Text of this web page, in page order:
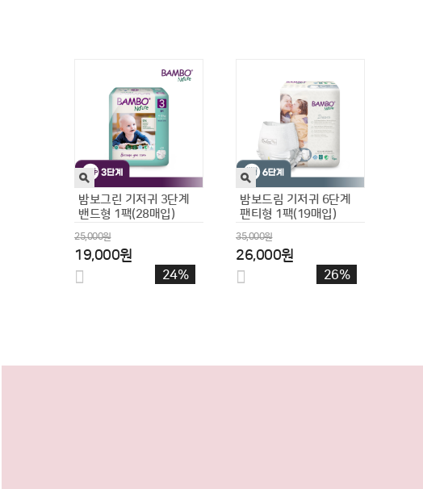
[짐플리키즈]
300ml 소
8,900원
[짐플리키즈]
300ml 포
8,900원